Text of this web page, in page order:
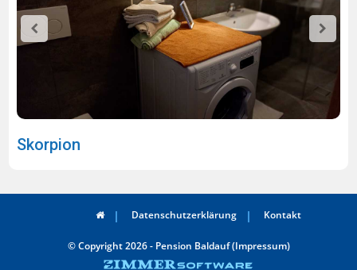
Skorpion
Datenschutzerklärung Kontakt
© Copyright 2026 - Pension Baldauf (Impressum)